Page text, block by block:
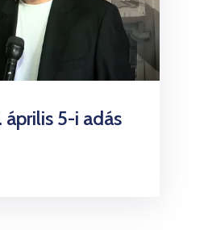
április 5-i adás